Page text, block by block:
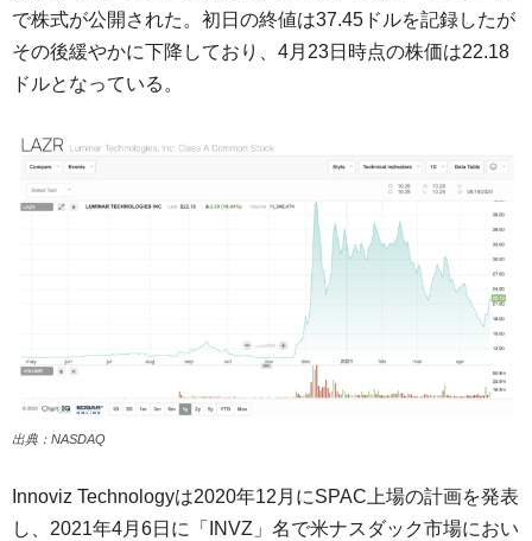
で株式が公開された。初日の終値は37.45ドルを記録したが
その後緩やかに下降しており、4月23日時点の株価は22.18
ドルとなっている。
出典：NASDAQ
Innoviz Technologyは2020年12月にSPAC上場の計画を発表
し、2021年4月6日に「INVZ」名で米ナスダック市場におい